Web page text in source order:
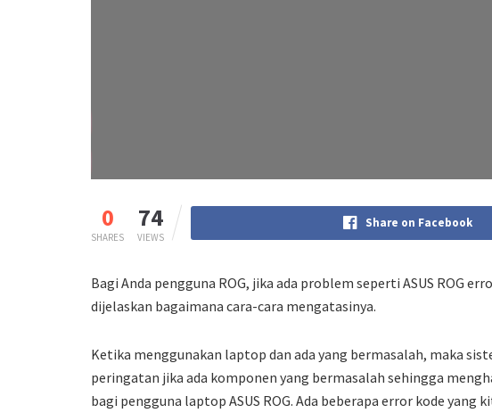
0
SHARES
74
VIEWS
Share on Facebook
Bagi Anda pengguna ROG, jika ada problem seperti ASUS ROG
dijelaskan bagaimana cara-cara mengatasinya.
Ketika menggunakan laptop dan ada yang bermasalah, maka
peringatan jika ada komponen yang bermasalah sehingga
bagi pengguna laptop ASUS ROG. Ada beberapa error kode